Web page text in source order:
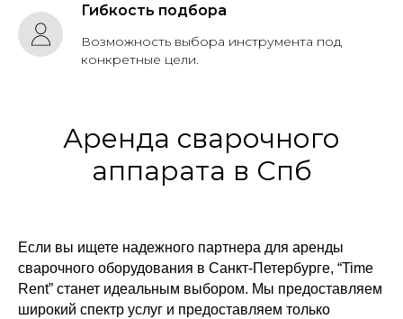
Гибкость подбора
Возможность выбора инструмента под
конкретные цели.
Аренда сварочного
аппарата в Спб
Если вы ищете надежного партнера для аренды
сварочного оборудования в Санкт-Петербурге, “Time
Rent” станет идеальным выбором. Мы предоставляем
широкий спектр услуг и предоставляем только